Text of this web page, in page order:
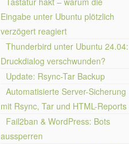
Eingabe unter Ubuntu plötzlich
verzögert reagiert
Thunderbird unter Ubuntu 24.04:
Druckdialog verschwunden?
Update: Rsync-Tar Backup
Automatisierte Server-Sicherung
mit Rsync, Tar und HTML-Reports
Fail2ban & WordPress: Bots
aussperren